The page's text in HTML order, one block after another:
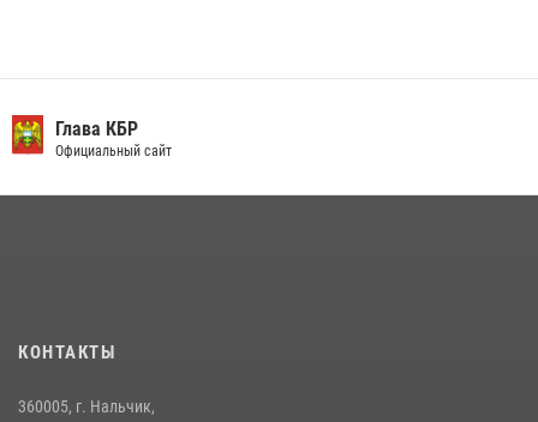
округе Росгвардии
09 июля 2026, 08:36
В Кабардино-Балкарии при силовой поддержке росгвардии
Глава КБР
Официальный сайт
КОНТАКТЫ
360005, г. Нальчик,